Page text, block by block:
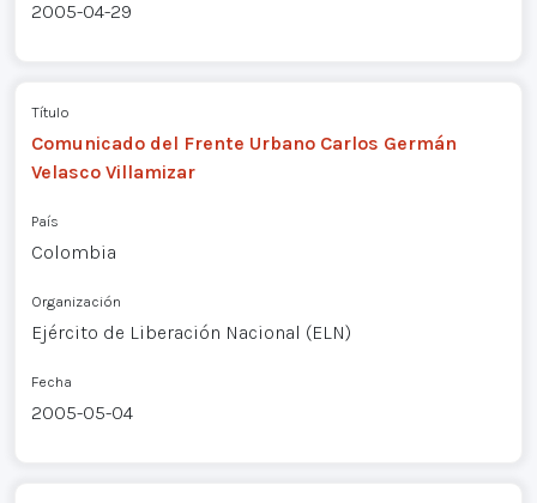
2005-04-29
Título
Comunicado del Frente Urbano Carlos Germán
Velasco Villamizar
País
Colombia
Organización
Ejército de Liberación Nacional (ELN)
Fecha
2005-05-04